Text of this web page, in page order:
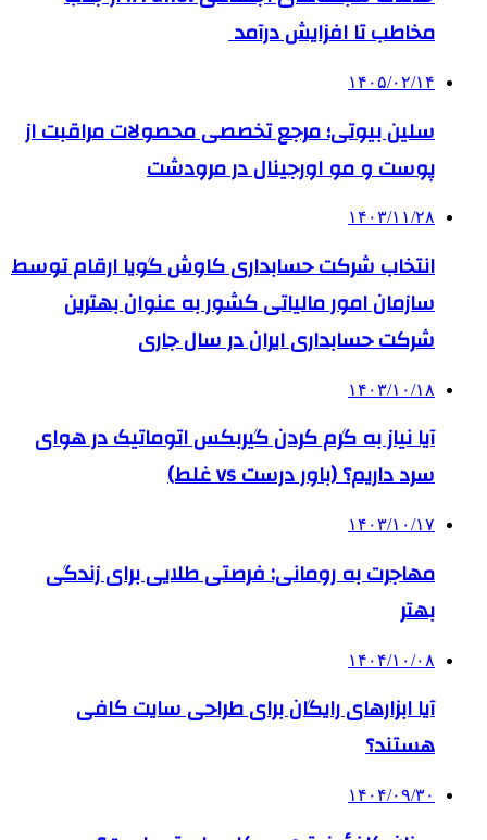
مخاطب تا افزایش درآمد
۱۴۰۵/۰۲/۱۴
سلین بیوتی؛ مرجع تخصصی محصولات مراقبت از
پوست و مو اورجینال در مرودشت
۱۴۰۳/۱۱/۲۸
انتخاب شرکت حسابداری کاوش گویا ارقام توسط
سازمان امور مالیاتی کشور به عنوان بهترین
شرکت حسابداری ایران در سال جاری
۱۴۰۳/۱۰/۱۸
آیا نیاز به گرم کردن گیربکس اتوماتیک در هوای
سرد داریم؟ (باور درست vs غلط)
۱۴۰۳/۱۰/۱۷
مهاجرت به رومانی: فرصتی طلایی برای زندگی
بهتر
۱۴۰۴/۱۰/۰۸
آیا ابزارهای رایگان برای طراحی سایت کافی
هستند؟
۱۴۰۴/۰۹/۳۰